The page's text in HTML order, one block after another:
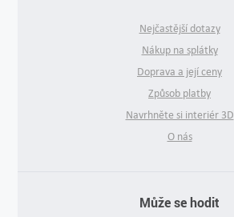
Nejčastější dotazy
Nákup na splátky
Doprava a její ceny
Způsob platby
Navrhněte si interiér 3D
O nás
Může se hodit